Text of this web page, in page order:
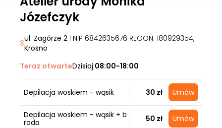
Józefczyk
ul. Zagórze 2 | NIP 6842635676 REGON: 180929354,
Krosno
Teraz otwarteDzisiaj:08:00-18:00
Depilacja woskiem - wąsik 30 zł Umów
Depilacja woskiem - wąsik + b
roda
50 zł Umów